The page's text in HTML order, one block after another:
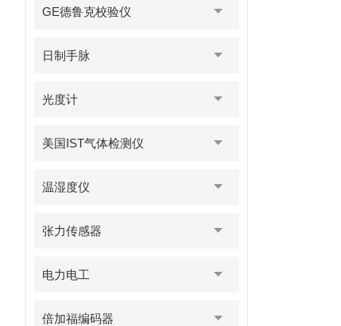
GE德鲁克校验仪
日制手脉
光度计
美国IST气体检测仪
温湿度仪
张力传感器
电力电工
倍加福编码器